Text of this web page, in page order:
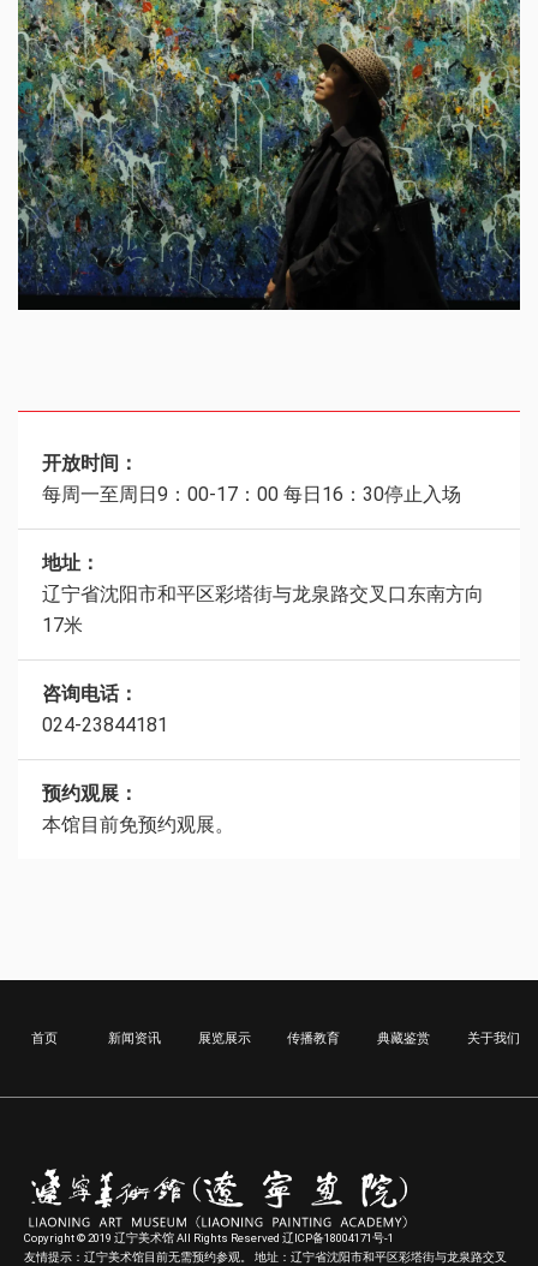
开放时间：
每周一至周日9：00-17：00 每日16：30停止入场
地址：
辽宁省沈阳市和平区彩塔街与龙泉路交叉口东南方向
17米
咨询电话：
024-23844181
预约观展：
本馆目前免预约观展。
首页 新闻资讯 展览展示 传播教育 典藏鉴赏 关于我们
Copyright © 2019 辽宁美术馆 All Rights Reserved 辽ICP备18004171号-1
友情提示：辽宁美术馆目前无需预约参观。 地址：辽宁省沈阳市和平区彩塔街与龙泉路交叉